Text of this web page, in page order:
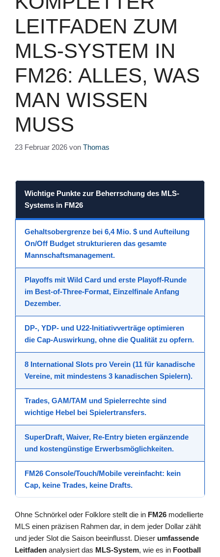
LEITFADEN ZUM
MLS-SYSTEM IN
FM26: ALLES, WAS
MAN WISSEN
MUSS
23 Februar 2026 von Thomas
Wichtige Punkte zur Beherrschung des MLS-
Systems in FM26
Gehaltsobergrenze bei 6,4 Mio. $ und Aufteilung
On/Off Budget strukturieren das gesamte
Mannschaftsmanagement.
Playoffs mit Wild Card und erste Playoff-Runde
im Best-of-Three-Format, Einzelfinale Anfang
Dezember.
DP-, YDP- und U22-Initiativverträge optimieren
die Cap-Auswirkung, ohne die Qualität zu opfern.
8 International Slots pro Verein (11 für kanadische
Vereine, mit mindestens 3 kanadischen Spielern).
Trades, GAM/TAM und Spielerrechte sind
wichtige Hebel bei Spielertransfers.
SuperDraft, Waiver, Re-Entry bieten ergänzende
und kostengünstige Erwerbsmöglichkeiten.
FM26 Console/Touch/Mobile vereinfacht: kein
Cap, keine Trades, keine Drafts.
Ohne Schnörkel oder Folklore stellt die in FM26 modellierte
MLS einen präzisen Rahmen dar, in dem jeder Dollar zählt
und jeder Slot die Saison beeinflusst. Dieser umfassende
Leitfaden analysiert das MLS-System, wie es in Football